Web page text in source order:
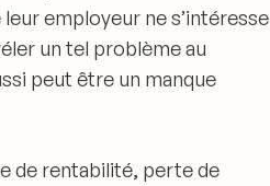
employeur ne s’intéresse
un tel problème au
peut être un manque
de rentabilité, perte de